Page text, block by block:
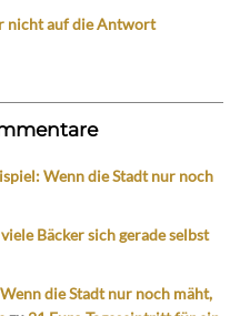
nicht auf die Antwort
Wenn die Stadt nur noch
Bäcker sich gerade selbst
die Stadt nur noch mäht,